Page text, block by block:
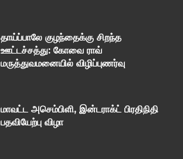
தாய்ப்பாலே குழந்தைக்கு சிறந்த
ஊட்டச்சத்து: கோவை ராவ்
மருத்துவமனையில் விழிப்புணர்வு
மாவட்ட அசெம்பிளி, இன்டராக்ட் பிரதிநிதி
பதவியேற்பு விழா